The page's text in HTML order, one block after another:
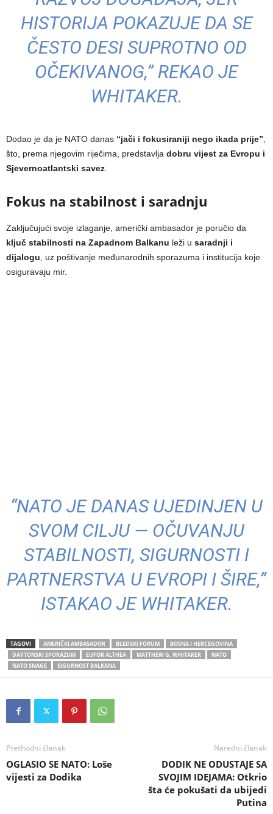
HISTORIJA POKAZUJE DA SE
ČESTO DESI SUPROTNO OD
OČEKIVANOG,” REKAO JE
WHITAKER.
Dodao je da je NATO danas “jači i fokusiraniji nego ikada prije”,
što, prema njegovim riječima, predstavlja dobru vijest za Evropu i
Sjevernoatlantski savez.
Fokus na stabilnost i saradnju
Zaključujući svoje izlaganje, američki ambasador je poručio da
ključ stabilnosti na Zapadnom Balkanu leži u saradnji i
dijalogu, uz poštivanje međunarodnih sporazuma i institucija koje
osiguravaju mir.
“NATO JE DANAS UJEDINJEN U
SVOM CILJU — OČUVANJU
STABILNOSTI, SIGURNOSTI I
PARTNERSTVA U EVROPI I ŠIRE,”
ISTAKAO JE WHITAKER.
TAGOVI AMERIČKI AMBASADOR BLEDSKI FORUM
BOSNA I HERCEGOVINA
DAYTONSKI SPORAZUM
EUFOR ALTHEA MATTHEW G. WHITAKER
NATO
NATO SNAGE
SIGURNOST BALKANA
Prethodni članak
OGLASIO SE NATO: Loše
vijesti za Dodika
Naredni članak
DODIK NE ODUSTAJE SA
SVOJIM IDEJAMA: Otkrio
šta će pokušati da ubijedi
Putina